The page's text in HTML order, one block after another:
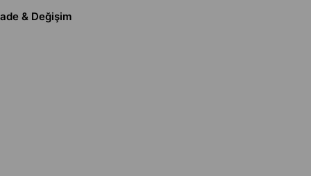
& Değişim